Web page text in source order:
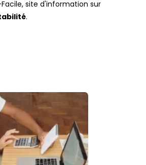
site d'information sur
.